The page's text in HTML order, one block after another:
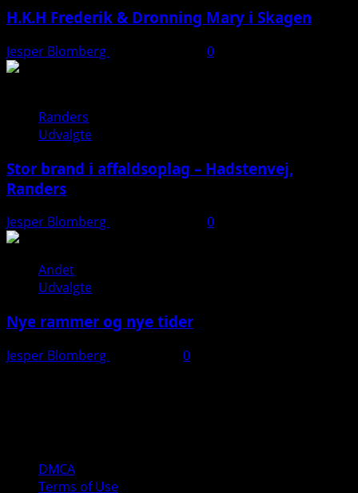
H.K.H Frederik & Dronning Mary i Skagen
Jesper Blomberg 0
Randers
Udvalgte
Stor brand i affaldsoplag – Hadstenvej,
Randers
Jesper Blomberg 0
Andet
Udvalgte
Nye rammer og nye tider
Jesper Blomberg
0
DMCA
Terms of Use